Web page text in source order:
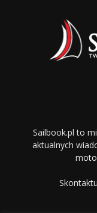
Sailbook.pl to
aktualnych